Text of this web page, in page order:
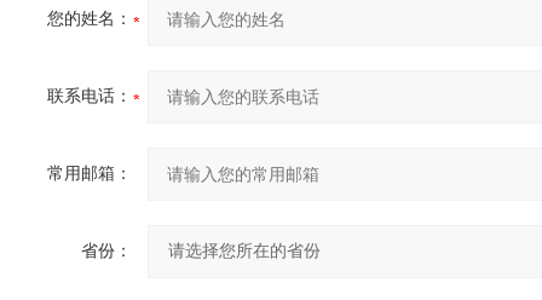
您的姓名：
联系电话：
常用邮箱：
省份：